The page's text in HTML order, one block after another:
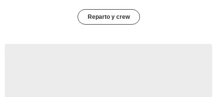
Reparto y crew